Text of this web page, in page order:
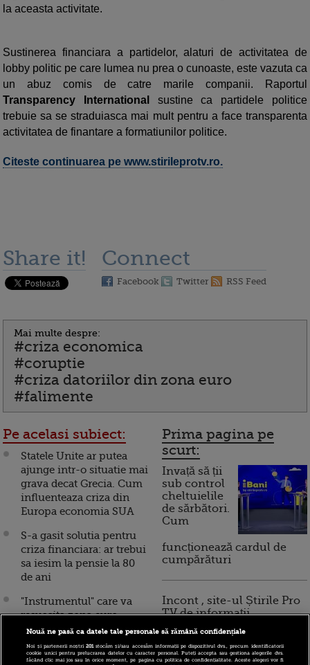
la aceasta activitate.
Sustinerea financiara a partidelor, alaturi de activitatea de
lobby politic pe care lumea nu prea o cunoaste, este vazuta ca
un abuz comis de catre marile companii. Raportul
Transparency International sustine ca partidele politice
trebuie sa se straduiasca mai mult pentru a face transparenta
activitatea de finantare a formatiunilor politice.
Citeste continuarea pe www.stirileprotv.ro.
Share it! Connect
Facebook Twitter RSS Feed
Mai multe despre:
#criza economica
#coruptie
#criza datoriilor din zona euro
#falimente
Pe acelasi subiect:
Statele Unite ar putea
ajunge intr-o situatie mai
grava decat Grecia. Cum
influenteaza criza din
Europa economia SUA
S-a gasit solutia pentru
criza financiara: ar trebui
sa iesim la pensie la 80
de ani
"Instrumentul" care va
resuscita zona euro.
Planul liderilor UE pentru
a scapa Europa de criza
Prima pagina pe
scurt:
Invață să ții
sub control
cheltuielile
de sărbători.
Cum
funcționează cardul de
cumpărături
Incont , site-ul Știrile Pro
TV de informații
economice și educație
financiară, a devenit iBani
Nouă ne pasă ca datele tale personale să rămână confidențiale
Noi și partenerii noștri201stocăm și/sau accesăm informații pe dispozitivul dvs., precum identificatorii
cookie unici pentru prelucrarea datelor cu caracter personal. Puteți accepta sau gestiona alegerile dvs.
făcând clic mai jos sau în orice moment, pe pagina cu politica de confidențialitate. Aceste alegeri vor fi